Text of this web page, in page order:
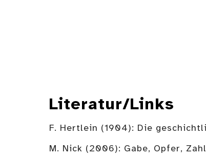
Literatur/Links
F. Hertlein (1904): Die
M. Nick (2006): Gabe, Opfer,